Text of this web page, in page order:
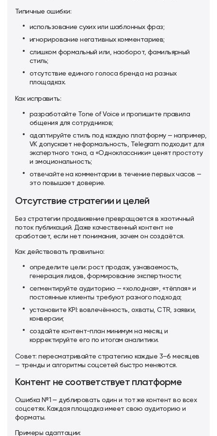
Типичные ошибки:
использование сухих или шаблонных фраз;
игнорирование негативных комментариев;
слишком формальный или, наоборот, фамильярный
стиль;
отсутствие единого голоса бренда на разных
площадках.
Как исправить:
разработайте Tone of Voice и пропишите правила
общения для сотрудников;
адаптируйте стиль под каждую платформу — например,
VK допускает неформальность, Telegram подходит для
экспертного тона, а «Одноклассники» ценят простоту
и эмоциональность;
отвечайте на комментарии в течение первых часов —
это повышает доверие.
Отсутствие стратегии и целей
Без стратегии продвижение превращается в хаотичный
поток публикаций. Даже качественный контент не
сработает, если нет понимания, зачем он создаётся.
Как действовать правильно:
определите цели: рост продаж, узнаваемость,
генерация лидов, формирование экспертности;
сегментируйте аудиторию — «холодная», «тёплая» и
постоянные клиенты требуют разного подхода;
установите KPI: вовлечённость, охваты, CTR, заявки,
конверсии;
создайте контент-план минимум на месяц и
корректируйте его по итогам аналитики.
Совет: пересматривайте стратегию каждые 3–6 месяцев
— тренды и алгоритмы соцсетей быстро меняются.
Контент не соответствует платформе
Ошибка №1 — дублировать один и тот же контент во всех
соцсетях. Каждая площадка имеет свою аудиторию и
форматы.
Примеры адаптации: